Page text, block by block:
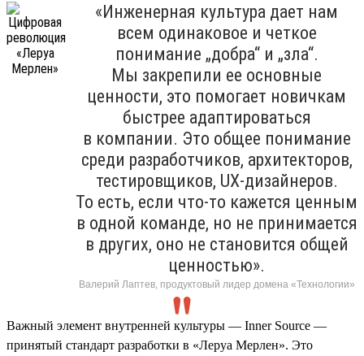
«Инженерная культура дает нам
всем одинаковое и четкое
понимание „добра“ и „зла“.
Мы закрепили ее основные
ценности, это помогает новичкам
быстрее адаптироваться
в компании. Это общее понимание
среди разработчиков, архитекторов,
тестировщиков, UX-дизайнеров.
То есть, если что-то кажется ценным
в одной команде, но не принимается
в других, оно не становится общей
ценностью».
Валерий Лаптев, продуктовый лидер домена «Технологии»
Важный элемент внутренней культуры — Inner Source —
принятый стандарт разработки в «Леруа Мерлен». Это